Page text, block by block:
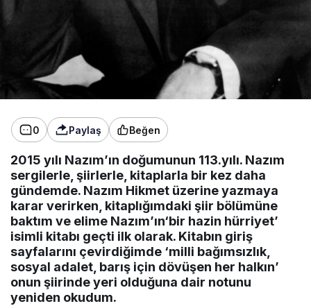
0 Paylaş Beğen
2015 yılı Nazım’ın doğumunun 113.yılı. Nazım
sergilerle, şiirlerle, kitaplarla bir kez daha
gündemde. Nazım Hikmet üzerine yazmaya
karar verirken, kitaplığımdaki şiir bölümüne
baktım ve elime Nazım’ın‘bir hazin hürriyet’
isimli kitabı geçti ilk olarak. Kitabın giriş
sayfalarını çevirdiğimde ‘milli bağımsızlık,
sosyal adalet, barış için dövüşen her halkın’
onun şiirinde yeri olduğuna dair notunu
yeniden okudum.